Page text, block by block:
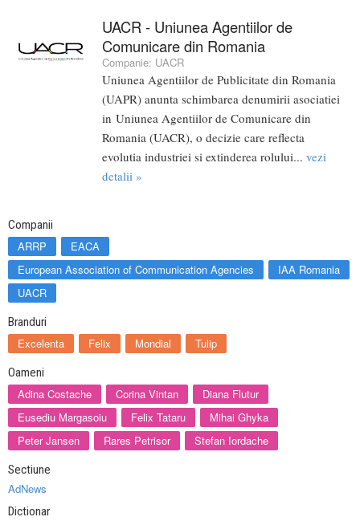
UACR - Uniunea Agentiilor de
Comunicare din Romania
Companie: UACR
Uniunea Agentiilor de Publicitate din Romania
(UAPR) anunta schimbarea denumirii asociatiei
in Uniunea Agentiilor de Comunicare din
Romania (UACR), o decizie care reflecta
evolutia industriei si extinderea rolului... vezi
detalii »
Companii
ARRP
EACA
European Association of Communication Agencies
IAA Romania
UACR
Branduri
Excelenta Felix Mondial Tulip
Oameni
Adina Costache Corina Vintan
Diana Flutur
Eusediu Margasoiu
Felix Tataru
Mihai Ghyka
Peter Jansen
Rares Petrisor Stefan Iordache
Sectiune
AdNews
Dictionar